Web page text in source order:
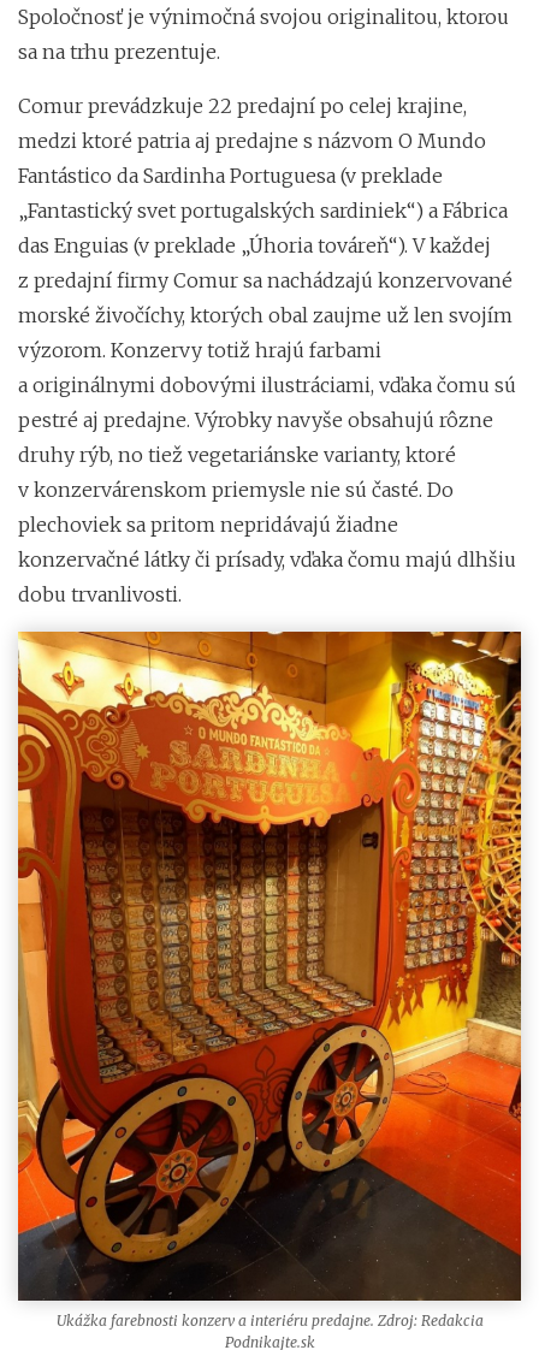
Spoločnosť je výnimočná svojou originalitou, ktorou
sa na trhu prezentuje.
Comur prevádzkuje 22 predajní po celej krajine,
medzi ktoré patria aj predajne s názvom O Mundo
Fantástico da Sardinha Portuguesa (v preklade
„Fantastický svet portugalských sardiniek“) a Fábrica
das Enguias (v preklade „Úhoria továreň“). V každej
z predajní firmy Comur sa nachádzajú konzervované
morské živočíchy, ktorých obal zaujme už len svojím
výzorom. Konzervy totiž hrajú farbami
a originálnymi dobovými ilustráciami, vďaka čomu sú
pestré aj predajne. Výrobky navyše obsahujú rôzne
druhy rýb, no tiež vegetariánske varianty, ktoré
v konzervárenskom priemysle nie sú časté. Do
plechoviek sa pritom nepridávajú žiadne
konzervačné látky či prísady, vďaka čomu majú dlhšiu
dobu trvanlivosti.
Ukážka farebnosti konzerv a interiéru predajne. Zdroj: Redakcia
Podnikajte.sk